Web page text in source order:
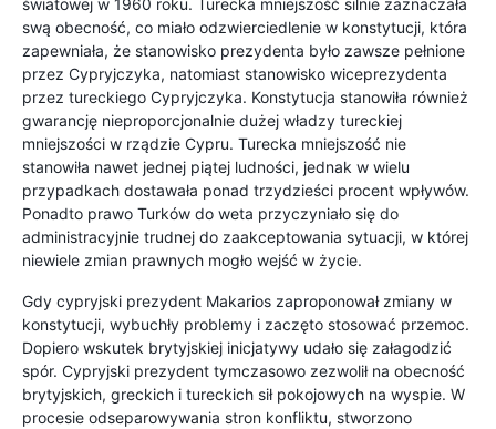
światowej w 1960 roku. Turecka mniejszość silnie zaznaczała
swą obecność, co miało odzwierciedlenie w konstytucji, która
zapewniała, że stanowisko prezydenta było zawsze pełnione
przez Cypryjczyka, natomiast stanowisko wiceprezydenta
przez tureckiego Cypryjczyka. Konstytucja stanowiła również
gwarancję nieproporcjonalnie dużej władzy tureckiej
mniejszości w rządzie Cypru. Turecka mniejszość nie
stanowiła nawet jednej piątej ludności, jednak w wielu
przypadkach dostawała ponad trzydzieści procent wpływów.
Ponadto prawo Turków do weta przyczyniało się do
administracyjnie trudnej do zaakceptowania sytuacji, w której
niewiele zmian prawnych mogło wejść w życie.
Gdy cypryjski prezydent Makarios zaproponował zmiany w
konstytucji, wybuchły problemy i zaczęto stosować przemoc.
Dopiero wskutek brytyjskiej inicjatywy udało się załagodzić
spór. Cypryjski prezydent tymczasowo zezwolił na obecność
brytyjskich, greckich i tureckich sił pokojowych na wyspie. W
procesie odseparowywania stron konfliktu, stworzono